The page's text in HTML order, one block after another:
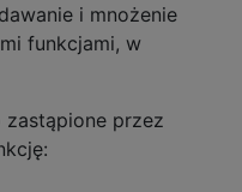
i mnożenie
funkcjami, w
zastąpione przez